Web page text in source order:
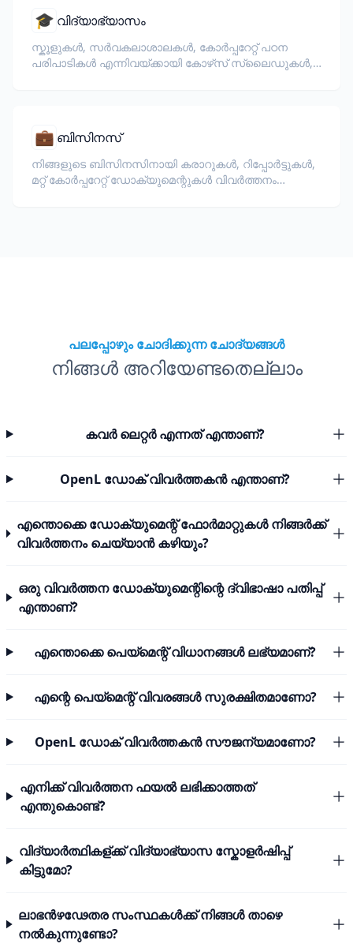
🎓 വിദ്യാഭ്യാസം
സ്കൂളുകൾ, സർവകലാശാലകൾ, കോർപ്പറേറ്റ് പഠന
പരിപാടികൾ എന്നിവയ്ക്കായി കോഴ്‌സ് സ്ലൈഡുകൾ,
💼 ബിസിനസ്
നിങ്ങളുടെ ബിസിനസിനായി കരാറുകൾ, റിപ്പോർട്ടുകൾ,
മറ്റ് കോർപ്പറേറ്റ് ഡോക്യുമെന്റുകൾ വിവർത്തനം
പലപ്പോഴും ചോദിക്കുന്ന ചോദ്യങ്ങൾ
നിങ്ങൾ അറിയേണ്ടതെല്ലാം
കവർ ലെറ്റർ എന്നത് എന്താണ്?
OpenL ഡോക് വിവർത്തകൻ എന്താണ്?
എന്തൊക്കെ ഡോക്യുമെന്റ് ഫോർമാറ്റുകൾ നിങ്ങർക്ക്
വിവർത്തനം ചെയ്യാൻ കഴിയും?
ഒരു വിവർത്തന ഡോക്യുമെന്റിന്റെ ദ്വിഭാഷാ പതിപ്പ്
എന്താണ്?
എന്തൊക്കെ പെയ്മെന്റ് വിധാനങ്ങൾ ലഭ്യമാണ്?
എന്റെ പെയ്മെന്റ് വിവരങ്ങൾ സുരക്ഷിതമാണോ?
OpenL ഡോക് വിവർത്തകൻ സൗജന്യമാണോ?
എനിക്ക് വിവർത്തന ഫയൽ ലഭിക്കാത്തത്
എന്തുകൊണ്ട്?
വിദ്യാർത്ഥികള്ക്ക് വിദ്യാഭ്യാസ സ്കോളർഷിപ്പ്
കിട്ടുമോ?
ലാഭൻഴഢേതര സംസ്ഥകൾക്ക് നിങ്ങൾ താഴെ
നൽകുന്നുണ്ടോ?